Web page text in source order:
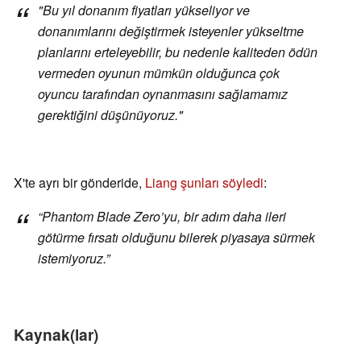
"Bu yıl donanım fiyatları yükseliyor ve
donanımlarını değiştirmek isteyenler yükseltme
planlarını erteleyebilir, bu nedenle kaliteden ödün
vermeden oyunun mümkün olduğunca çok
oyuncu tarafından oynanmasını sağlamamız
gerektiğini düşünüyoruz."
X'te ayrı bir gönderide, Liang şunları söyledi:
“Phantom Blade Zero’yu, bir adım daha ileri
götürme fırsatı olduğunu bilerek piyasaya sürmek
istemiyoruz.”
Kaynak(lar)